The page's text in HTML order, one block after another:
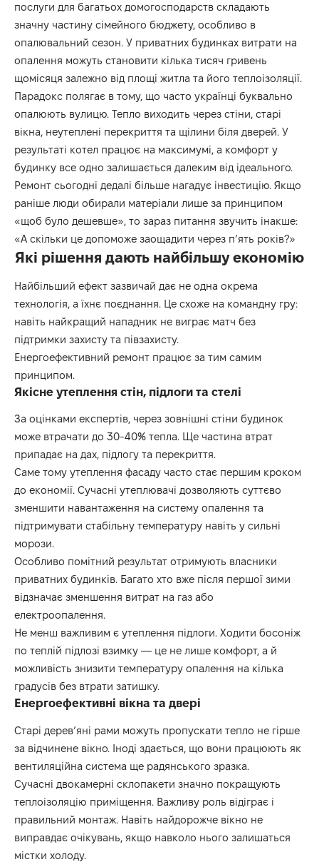
послуги для багатьох домогосподарств складають
значну частину сімейного бюджету, особливо в
опалювальний сезон. У приватних будинках витрати на
опалення можуть становити кілька тисяч гривень
щомісяця залежно від площі житла та його теплоізоляції.
Парадокс полягає в тому, що часто українці буквально
опалюють вулицю. Тепло виходить через стіни, старі
вікна, неутеплені перекриття та щілини біля дверей. У
результаті котел працює на максимумі, а комфорт у
будинку все одно залишається далеким від ідеального.
Ремонт сьогодні дедалі більше нагадує інвестицію. Якщо
раніше люди обирали матеріали лише за принципом
«щоб було дешевше», то зараз питання звучить інакше:
«А скільки це допоможе заощадити через п’ять років?»
Які рішення дають найбільшу економію
Найбільший ефект зазвичай дає не одна окрема
технологія, а їхнє поєднання. Це схоже на командну гру:
навіть найкращий нападник не виграє матч без
підтримки захисту та півзахисту.
Енергоефективний ремонт працює за тим самим
принципом.
Якісне утеплення стін, підлоги та стелі
За оцінками експертів, через зовнішні стіни будинок
може втрачати до 30-40% тепла. Ще частина втрат
припадає на дах, підлогу та перекриття.
Саме тому утеплення фасаду часто стає першим кроком
до економії. Сучасні утеплювачі дозволяють суттєво
зменшити навантаження на систему опалення та
підтримувати стабільну температуру навіть у сильні
морози.
Особливо помітний результат отримують власники
приватних будинків. Багато хто вже після першої зими
відзначає зменшення витрат на газ або
електроопалення.
Не менш важливим є утеплення підлоги. Ходити босоніж
по теплій підлозі взимку — це не лише комфорт, а й
можливість знизити температуру опалення на кілька
градусів без втрати затишку.
Енергоефективні вікна та двері
Старі дерев’яні рами можуть пропускати тепло не гірше
за відчинене вікно. Іноді здається, що вони працюють як
вентиляційна система ще радянського зразка.
Сучасні двокамерні склопакети значно покращують
теплоізоляцію приміщення. Важливу роль відіграє і
правильний монтаж. Навіть найдорожче вікно не
виправдає очікувань, якщо навколо нього залишаться
містки холоду.